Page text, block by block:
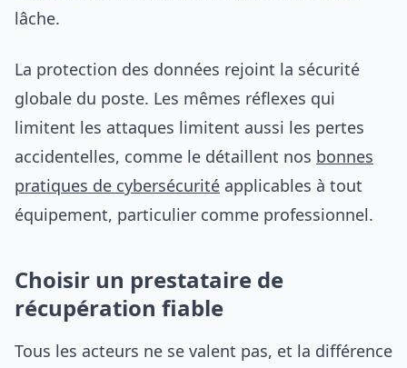
lâche.
La protection des données rejoint la sécurité
globale du poste. Les mêmes réflexes qui
limitent les attaques limitent aussi les pertes
accidentelles, comme le détaillent nos bonnes
pratiques de cybersécurité applicables à tout
équipement, particulier comme professionnel.
Choisir un prestataire de
récupération fiable
Tous les acteurs ne se valent pas, et la différence